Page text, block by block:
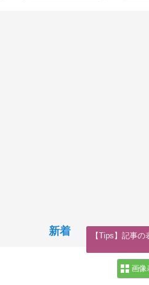
新着
画像
【Tips】記事の